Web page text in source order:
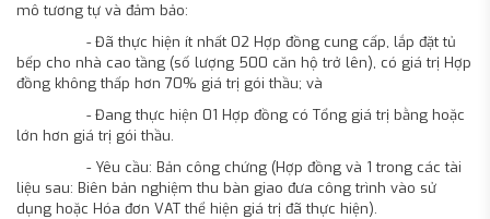
mô tương tự và đảm bảo:
- Đã thực hiện ít nhất 02 Hợp đồng cung cấp, lắp đặt tủ
bếp cho nhà cao tầng (số lượng 500 căn hộ trở lên), có giá trị Hợp
đồng không thấp hơn 70% giá trị gói thầu; và
- Đang thực hiện 01 Hợp đồng có Tổng giá trị bằng hoặc
lớn hơn giá trị gói thầu.
- Yêu cầu: Bản công chứng (Hợp đồng và 1 trong các tài
liệu sau: Biên bản nghiệm thu bàn giao đưa công trình vào sử
dụng hoặc Hóa đơn VAT thể hiện giá trị đã thực hiện).